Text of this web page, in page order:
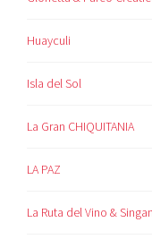
Huayculi
Isla del Sol
La Gran CHIQUITANIA
LA PAZ
La Ruta del Vino &